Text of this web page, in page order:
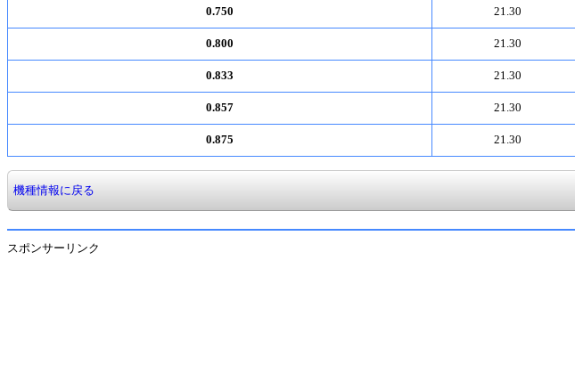
0.750 21.30
0.800 21.30
0.833 21.30
0.857 21.30
0.875 21.30
機種情報に戻る
スポンサーリンク